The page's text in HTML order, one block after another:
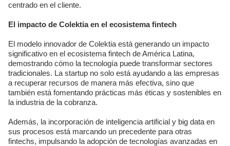
centrado en el cliente.
El impacto de Colektia en el ecosistema fintech
El modelo innovador de Colektia está generando un impacto
significativo en el ecosistema fintech de América Latina,
demostrando cómo la tecnología puede transformar sectores
tradicionales. La startup no solo está ayudando a las empresas
a recuperar recursos de manera más efectiva, sino que
también está fomentando prácticas más éticas y sostenibles en
la industria de la cobranza.
Además, la incorporación de inteligencia artificial y big data en
sus procesos está marcando un precedente para otras
fintechs, impulsando la adopción de tecnologías avanzadas en